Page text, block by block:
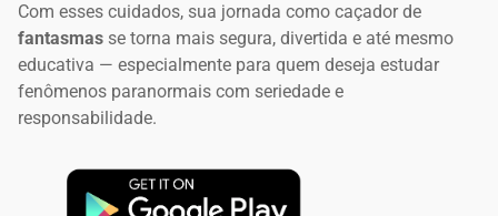
Com esses cuidados, sua jornada como caçador de
fantasmas se torna mais segura, divertida e até mesmo
educativa — especialmente para quem deseja estudar
fenômenos paranormais com seriedade e
responsabilidade.